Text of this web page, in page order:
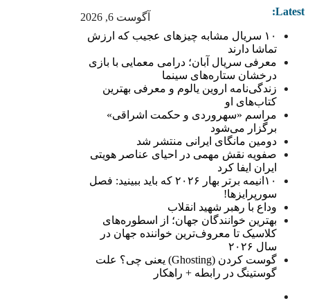
آگوست 6, 2026 Latest:
۱۰ سریال مشابه چیزهای عجیب که ارزش
تماشا دارند
معرفی سریال آبان؛ درامی معمایی با بازی
درخشان ستاره‌های سینما
زندگی‌نامه اروین یالوم و معرفی بهترین
کتاب‌های او
مراسم «سهروردی و حکمت اشراقی»
برگزار می‌شود
دومین مانگای ایرانی منتشر شد
صفویه نقش مهمی در احیای عناصر هویتی
ایران ایفا کرد
۱۰انیمه برتر بهار ۲۰۲۶ که باید ببینید: فصل
سورپرایزها!
وداع با رهبر شهید انقلاب
بهترین خوانندگان جهان؛ از اسطوره‌های
کلاسیک تا معروف‌ترین خواننده جهان در
سال ۲۰۲۶
گوست کردن (Ghosting) یعنی چی؟ علت
گوستینگ در رابطه + راهکار